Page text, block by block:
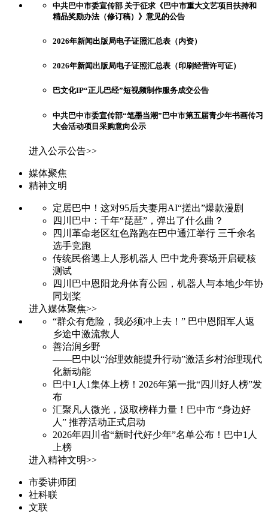
中共巴中市委宣传部 关于征求《巴中市重大文艺项目扶持和
精品奖励办法（修订稿）》意见的公告
2026年新闻出版局电子证照汇总表（内资）
2026年新闻出版局电子证照汇总表（印刷经营许可证）
巴文化IP“正儿巴经”短视频制作服务成交公告
中共巴中市委宣传部“笔墨当潮”巴中市第五届青少年书画传习
大会活动项目采购意向公示
进入公示公告>>
媒体聚焦
精神文明
定居巴中！这对95后夫妻用AI“搓出”爆款漫剧
四川巴中：千年“琵琶”，弹出了什么曲？
四川革命老区红色路跑在巴中通江举行 三千余名
选手竞跑
传统民俗遇上人形机器人 巴中龙舟赛场开启硬核
测试
四川巴中恩阳龙舟体育公园，机器人与本地少年协
同划桨
进入媒体聚焦>>
“群众有危险，我必须冲上去！” 巴中恩阳军人返
乡途中激流救人
善治润乡野
——巴中以“治理效能提升行动”激活乡村治理现代
化新动能
巴中1人1集体上榜！2026年第一批“四川好人榜”发
布
汇聚凡人微光，汲取榜样力量！巴中市 “身边好
人” 推荐活动正式启动
2026年四川省“新时代好少年”名单公布！巴中1人
上榜
进入精神文明>>
市委讲师团
社科联
文联